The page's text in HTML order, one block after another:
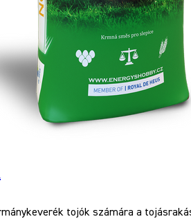
tojók számára a